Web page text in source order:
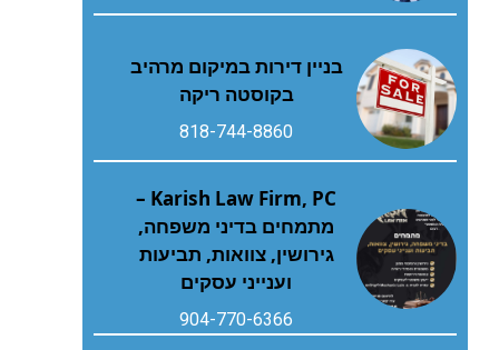
בניין דירות במיקום מרהיב
בקוסטה ריקה
818-744-8860
Karish Law Firm, PC –
מתמחים בדיני משפחה,
גירושין, צוואות, תביעות
וענייני עסקים
904-770-6366